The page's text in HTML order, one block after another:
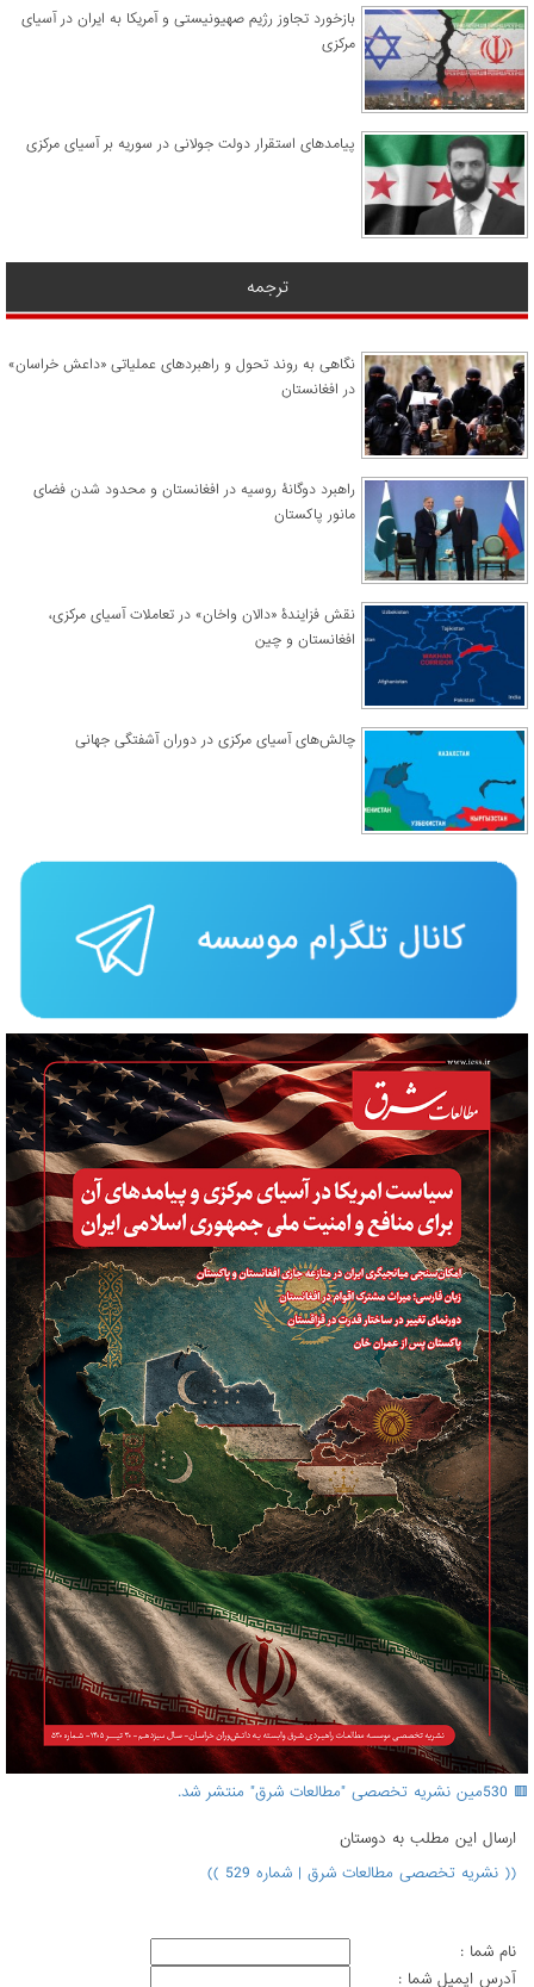
​بازخورد تجاوز رژیم صهیونیستی و آمریکا به ایران در آسیای
مرکزی
پیامدهای استقرار دولت جولانی در سوریه بر آسیای مرکزی
ترجمه
نگاهی به روند تحول و راهبردهای عملیاتی «داعش خراسان»
در افغانستان
راهبرد دوگانۀ روسیه در افغانستان و محدود شدن فضای
مانور پاکستان
نقش فزایندۀ «دالان واخان» در تعاملات آسیای مرکزی،
افغانستان و چین
چالش‌های آسیای مرکزی در دوران آشفتگی جهانی
🟥 530مین نشریه تخصصی "مطالعات شرق" منتشر شد.
ارسال اين مطلب به دوستان
(( نشریه تخصصی مطالعات شرق | شماره 529 ))
نام شما :
آدرس ايميل شما :